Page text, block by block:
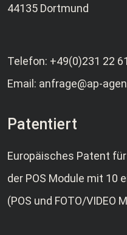
44135 Dortmund
Telefon: +49(0)231 22
Email: anfrage@ap-
Patentiert
Europäisches Patent
der POS Module mit 10
(POS und FOTO/VIDEO